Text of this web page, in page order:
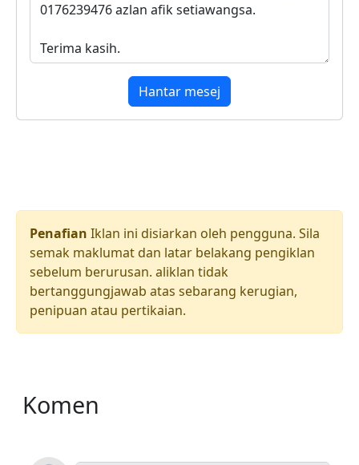
Hantar mesej
Penafian Iklan ini disiarkan oleh pengguna. Sila
semak maklumat dan latar belakang pengiklan
sebelum berurusan. aliklan tidak
bertanggungjawab atas sebarang kerugian,
penipuan atau pertikaian.
Komen